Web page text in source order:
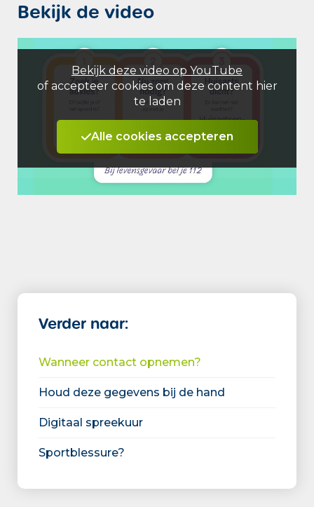
Bekijk de video
Bekijk deze video op YouTube
of accepteer cookies om deze content hier
te laden
Alle cookies accepteren
Verder naar:
Wanneer contact opnemen?
Houd deze gegevens bij de hand
Digitaal spreekuur
Sportblessure?